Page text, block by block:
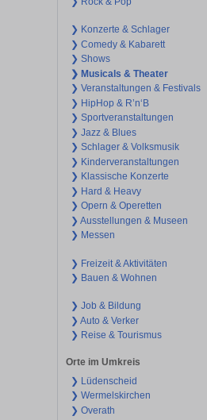
❯ Konzerte & Schlager
❯ Comedy & Kabarett
❯ Shows
❯ Musicals & Theater
❯ Veranstaltungen & Festivals
❯ HipHop & R’n‘B
❯ Sportveranstaltungen
❯ Jazz & Blues
❯ Schlager & Volksmusik
❯ Kinderveranstaltungen
❯ Klassische Konzerte
❯ Hard & Heavy
❯ Opern & Operetten
❯ Ausstellungen & Museen
❯ Messen
❯ Freizeit & Aktivitäten
❯ Bauen & Wohnen
❯ Job & Bildung
❯ Auto & Verker
❯ Reise & Tourismus
Orte im Umkreis
❯ Lüdenscheid
❯ Wermelskirchen
❯ Overath